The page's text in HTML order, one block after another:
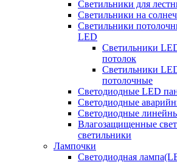
Светильники для
Светильники на
Светильники
LED
Cветильники
потолок
Светильники
потолочные
Светодиодные LED
Светодиодные
Светодиодные
Влагозащищенные
светильники
Лампочки
Светодиодная